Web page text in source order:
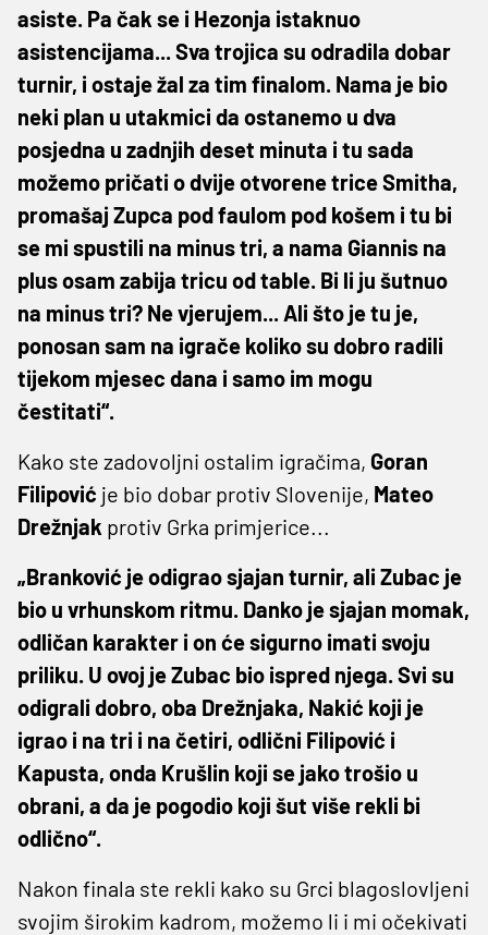
asiste. Pa čak se i Hezonja istaknuo
asistencijama... Sva trojica su odradila dobar
turnir, i ostaje žal za tim finalom. Nama je bio
neki plan u utakmici da ostanemo u dva
posjedna u zadnjih deset minuta i tu sada
možemo pričati o dvije otvorene trice Smitha,
promašaj Zupca pod faulom pod košem i tu bi
se mi spustili na minus tri, a nama Giannis na
plus osam zabija tricu od table. Bi li ju šutnuo
na minus tri? Ne vjerujem... Ali što je tu je,
ponosan sam na igrače koliko su dobro radili
tijekom mjesec dana i samo im mogu
čestitati“.
Kako ste zadovoljni ostalim igračima, Goran
Filipović je bio dobar protiv Slovenije, Mateo
Drežnjak protiv Grka primjerice...
„Branković je odigrao sjajan turnir, ali Zubac je
bio u vrhunskom ritmu. Danko je sjajan momak,
odličan karakter i on će sigurno imati svoju
priliku. U ovoj je Zubac bio ispred njega. Svi su
odigrali dobro, oba Drežnjaka, Nakić koji je
igrao i na tri i na četiri, odlični Filipović i
Kapusta, onda Krušlin koji se jako trošio u
obrani, a da je pogodio koji šut više rekli bi
odlično“.
Nakon finala ste rekli kako su Grci blagoslovljeni
svojim širokim kadrom, možemo li i mi očekivati